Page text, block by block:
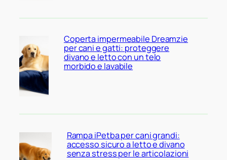
Coperta impermeabile Dreamzie
per cani e gatti: proteggere
divano e letto con un telo
morbido e lavabile
Rampa iPetba per cani grandi:
accesso sicuro a letto e divano
senza stress per le articolazioni